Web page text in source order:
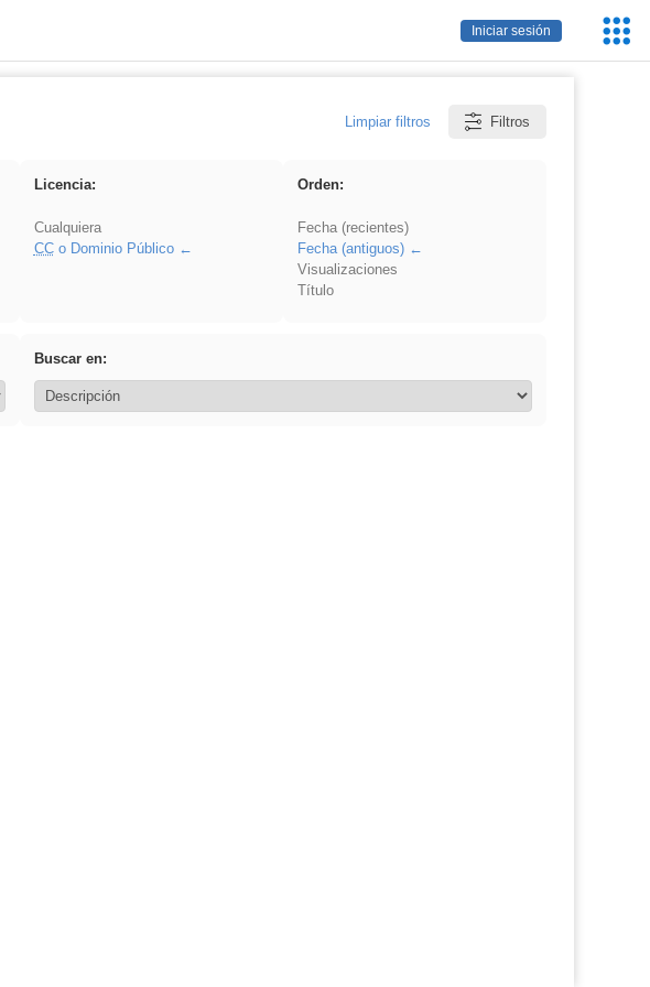
Iniciar sesión
Limpiar filtros Filtros
Licencia:
Cualquiera
CCo Dominio Público
Orden:
Fecha (recientes)
Fecha (antiguos)
Visualizaciones
Título
Buscar en: